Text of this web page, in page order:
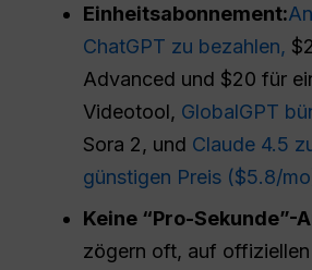
Einheitsabonnement:
ChatGPT zu bezahlen,
Advanced und $20 für
Videotool, GlobalGPT
Sora 2, und Claude 4.5
günstigen Preis ($5.8/
Keine “Pro-Sekunde”-
zögern oft, auf